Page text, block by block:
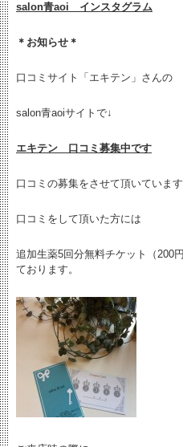
salon青aoi インスタグラム
＊お知らせ＊
口コミサイト「エキテン」さんの
salon青aoiサイトで↓
エキテン 口コミ募集中です
口コミの募集をさせて頂いています
口コミをして頂いた方には
追加生薬5回分無料チケット（200
ております。